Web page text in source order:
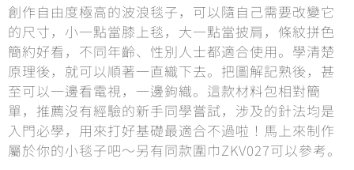
創作自由度極高的波浪毯子，可以隨自己需要改變它
的尺寸，小一點當膝上毯，大一點當披肩，條紋拼色
簡約好看，不同年齡、性別人士都適合使用。學清楚
原理後，就可以順著一直織下去。把圖解記熟後，甚
至可以一邊看電視，一邊鉤織。這款材料包相對簡
單，推薦沒有經驗的新手同學嘗試，涉及的針法均是
入門必學，用來打好基礎最適合不過啦！馬上來制作
屬於你的小毯子吧～另有同款圍巾ZKV027可以參考。